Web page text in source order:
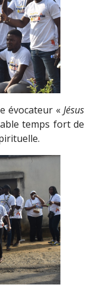
évocateur « Jésus
temps fort de